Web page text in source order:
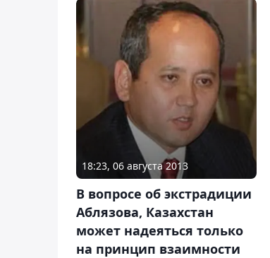
18:23, 06 августа 2013
В вопросе об экстрадиции
Аблязова, Казахстан
может надеяться только
на принцип взаимности